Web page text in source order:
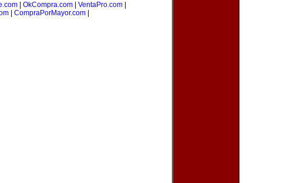
OkCompra.com VentaPro.com
| CompraPorMayor.com|